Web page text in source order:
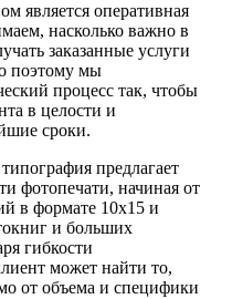
является оперативная
насколько важно в
заказанные услуги
поэтому мы
процесс так, чтобы
в целости и
сроки.
предлагает
фотопечати, начиная от
в формате 10х15 и
и больших
гибкости
может найти то,
от объема и специфики